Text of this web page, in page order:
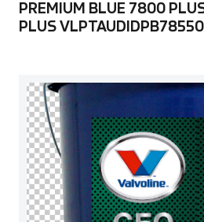
PREMIUM BLUE 7800
PLUS